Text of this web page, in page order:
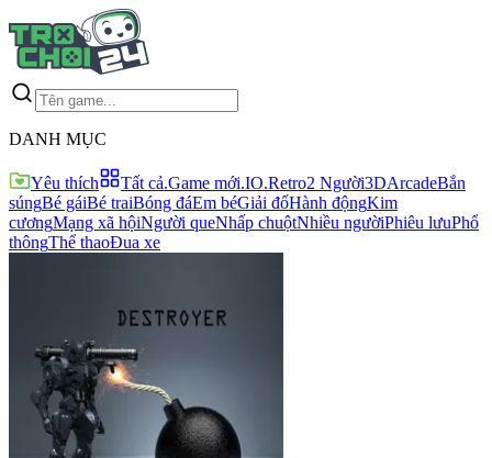
DANH MỤC
Yêu thích Tất cả.Game mới.IO.Retro2 Người3DArcadeBắn
súngBé gáiBé traiBóng đáEm béGiải đốHành độngKim
cươngMạng xã hộiNgười queNhấp chuộtNhiều ngườiPhiêu lưuPhổ
thôngThể thaoĐua xe